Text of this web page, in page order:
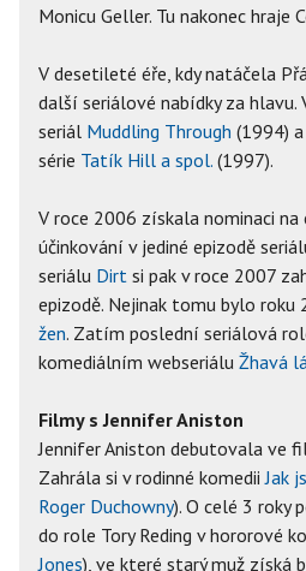
Monicu Geller. Tu nakonec hraje
V desetileté éře, kdy natáčela
další seriálové nabídky za hlavu.
seriál Muddling Through (1994)
série Tatík Hill a spol. (1997).
V roce 2006 získala nominaci na
účinkování v jediné epizodě
seriálu Dirt si pak v roce 2007
epizodě. Nejinak tomu bylo roku
žen. Zatím poslední seriálová
komediálním webseriálu Žhavá
Filmy s Jennifer Aniston
Jennifer Aniston debutovala ve
Zahrála si v rodinné komediiJak
Roger Duchowny). O celé 3 roky
do role Tory Reding v hororové
Jones), ve které starý muž získá